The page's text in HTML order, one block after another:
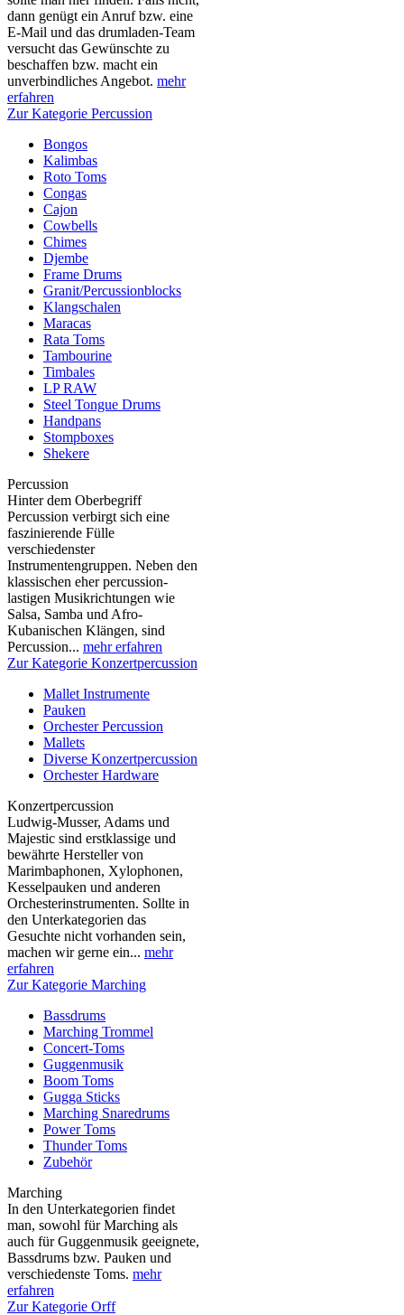
dann genügt ein Anruf bzw. eine
E-Mail und das drumladen-Team
versucht das Gewünschte zu
beschaffen bzw. macht ein
unverbindliches Angebot. mehr
erfahren
Zur Kategorie Percussion
Bongos
Kalimbas
Roto Toms
Congas
Cajon
Cowbells
Chimes
Djembe
Frame Drums
Granit/Percussionblocks
Klangschalen
Maracas
Rata Toms
Tambourine
Timbales
LP RAW
Steel Tongue Drums
Handpans
Stompboxes
Shekere
Percussion
Hinter dem Oberbegriff
Percussion verbirgt sich eine
faszinierende Fülle
verschiedenster
Instrumentengruppen. Neben den
klassischen eher percussion-
lastigen Musikrichtungen wie
Salsa, Samba und Afro-
Kubanischen Klängen, sind
Percussion... mehr erfahren
Zur Kategorie Konzertpercussion
Mallet Instrumente
Pauken
Orchester Percussion
Mallets
Diverse Konzertpercussion
Orchester Hardware
Konzertpercussion
Ludwig-Musser, Adams und
Majestic sind erstklassige und
bewährte Hersteller von
Marimbaphonen, Xylophonen,
Kesselpauken und anderen
Orchesterinstrumenten. Sollte in
den Unterkategorien das
Gesuchte nicht vorhanden sein,
machen wir gerne ein... mehr
erfahren
Zur Kategorie Marching
Bassdrums
Marching Trommel
Concert-Toms
Guggenmusik
Boom Toms
Gugga Sticks
Marching Snaredrums
Power Toms
Thunder Toms
Zubehör
Marching
In den Unterkategorien findet
man, sowohl für Marching als
auch für Guggenmusik geeignete,
Bassdrums bzw. Pauken und
verschiedenste Toms. mehr
erfahren
Zur Kategorie Orff